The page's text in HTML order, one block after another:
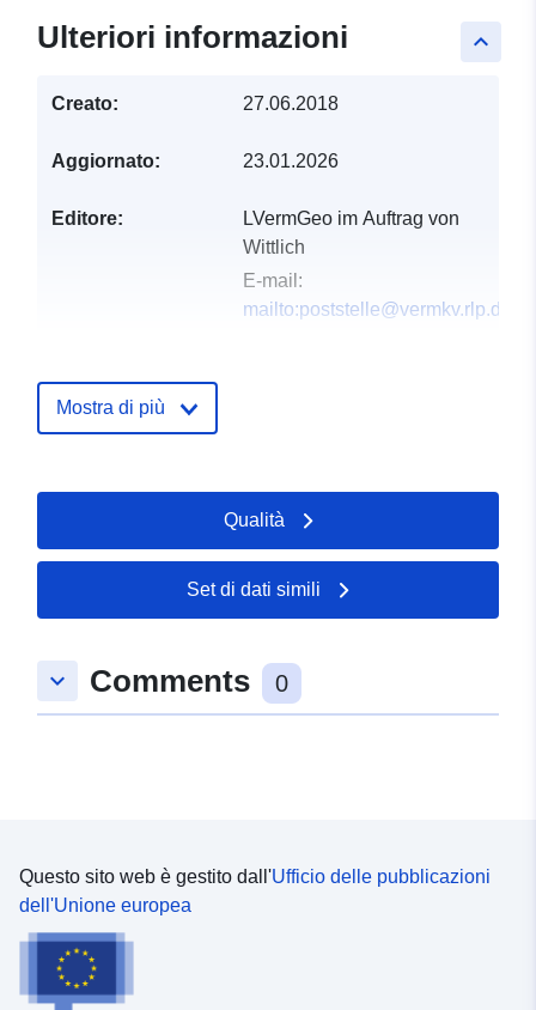
keyboard_arrow_up
Ulteriori informazioni
Creato: 27.06.2018
Aggiornato: 23.01.2026
Editore:
LVermGeo im Auftrag von
Wittlich
E-mail:
mailto:poststelle@vermkv.rlp.de
catalogo:
Coordinate:
49.9956 ], [ 6.88528,
49.9956 ], [ 6.88528,
Tipo: Polygon
Mostra di più
Qualità
Set di dati simili
keyboard_arrow_down Comments 0
Questo sito web è gestito dall'Ufficio delle pubblicazioni
dell'Unione europea